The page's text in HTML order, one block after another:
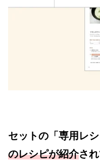
セットの「専用レ
のレシピが紹介され